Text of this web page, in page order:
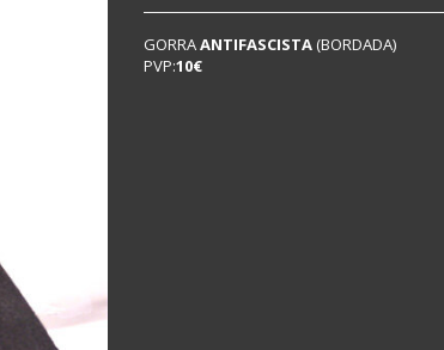
GORRAANTIFASCISTA (BORDADA)
PVP:10€